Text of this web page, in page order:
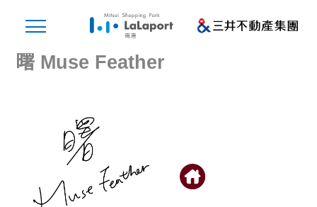
曙 Muse Feather